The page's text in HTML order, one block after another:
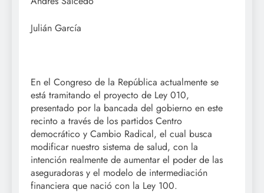
Julián García
En el Congreso de la República actualmente se
está tramitando el proyecto de Ley 010,
presentado por la bancada del gobierno en este
recinto a través de los partidos Centro
democrático y Cambio Radical, el cual busca
modificar nuestro sistema de salud, con la
intención realmente de aumentar el poder de las
aseguradoras y el modelo de intermediación
financiera que nació con la Ley 100.